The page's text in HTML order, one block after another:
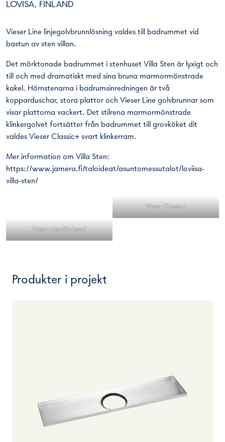
LOVISA, FINLAND
Vieser Line linjegolvbrunnlösning valdes till badrummet vid
bastun av sten villan.
Det mörktonade badrummet i stenhuset Villa Sten är lyxigt och
till och med dramatiskt med sina bruna marmormönstrade
kakel. Hörnstenarna i badrumsinredningen är två
kopparduschar, stora plattor och Vieser Line golvbrunnar som
visar plattorna vackert. Det stilrena marmormönstrade
klinkergolvet fortsätter från badrummet till grovköket dit
valdes Vieser Classic+ svart klinkerram.
Mer information om Villa Sten:
https://www.jamera.fi/taloideat/asuntomessutalot/loviisa-
villa-sten/
Vieser Classic+
Vieser Line tile insert
Produkter i projekt